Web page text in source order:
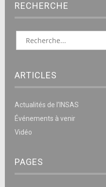
RECHERCHE
ARTICLES
Actualités de l’INSAS
Événements à venir
Vidéo
PAGES